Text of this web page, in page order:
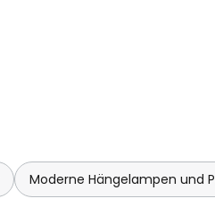
Moderne Hängelampen und